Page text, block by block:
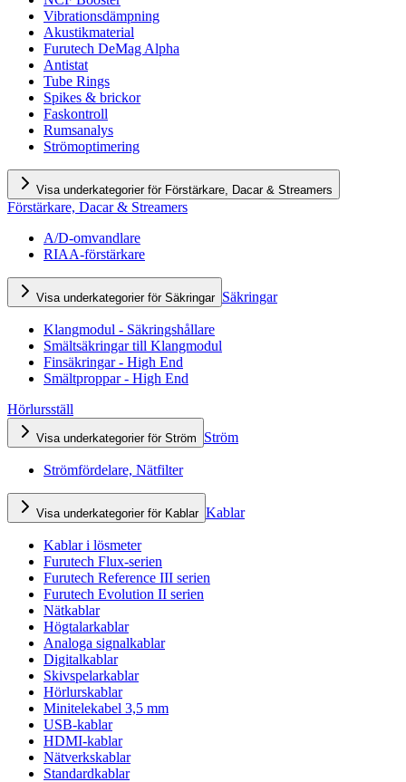
Vibrationsdämpning
Akustikmaterial
Furutech DeMag Alpha
Antistat
Tube Rings
Spikes & brickor
Faskontroll
Rumsanalys
Strömoptimering
Visa underkategorier för Förstärkare, Dacar & Streamers
Förstärkare, Dacar & Streamers
A/D-omvandlare
RIAA-förstärkare
Visa underkategorier för Säkringar Säkringar
Klangmodul - Säkringshållare
Smältsäkringar till Klangmodul
Finsäkringar - High End
Smältproppar - High End
Hörlursställ
Visa underkategorier för Ström Ström
Strömfördelare, Nätfilter
Visa underkategorier för Kablar Kablar
Kablar i lösmeter
Furutech Flux-serien
Furutech Reference III serien
Furutech Evolution II serien
Nätkablar
Högtalarkablar
Analoga signalkablar
Digitalkablar
Skivspelarkablar
Hörlurskablar
Minitelekabel 3,5 mm
USB-kablar
HDMI-kablar
Nätverkskablar
Standardkablar